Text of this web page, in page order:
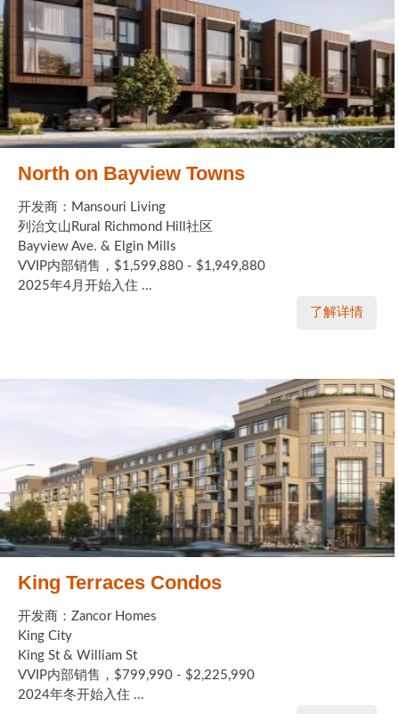
North on Bayview Towns
开发商：Mansouri Living
列治文山Rural Richmond Hill社区
Bayview Ave. & Elgin Mills
VVIP内部销售，$1,599,880 - $1,949,880
2025年4月开始入住 ...
了解详情
King Terraces Condos
开发商：Zancor Homes
King City
King St & William St
VVIP内部销售，$799,990 - $2,225,990
2024年冬开始入住 ...